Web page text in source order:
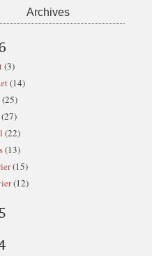
Archives
(3)
(14)
(25)
(27)
(22)
(13)
(15)
(12)